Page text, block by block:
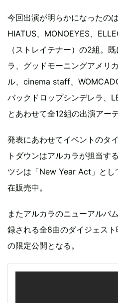
今回出演が明らかになったの
HIATUS、MONOEYES、
（ストレイテナー）の2組。
ラ、グッドモーニングアメリ
ル、cinema staff、
バックドロップシンデレラ、
とあわせて全12組の出演アー
発表にあわせてイベントのタ
トダウンはアルカラが担当す
ツシは「New Year Act」とし
在販売中。
またアルカラのニューアルバ
録される全8曲のダイジェス
の限定公開となる。